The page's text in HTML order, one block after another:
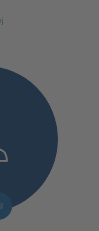
Polska sp. z o.o.